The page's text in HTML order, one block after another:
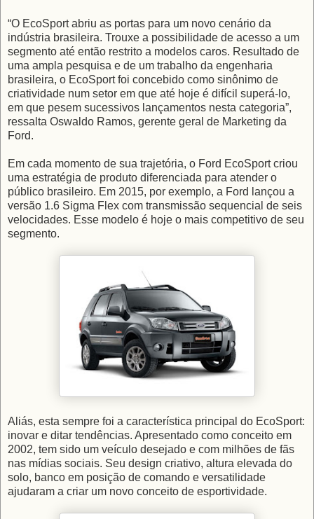
“O EcoSport abriu as portas para um novo cenário da
indústria brasileira. Trouxe a possibilidade de acesso a um
segmento até então restrito a modelos caros. Resultado de
uma ampla pesquisa e de um trabalho da engenharia
brasileira, o EcoSport foi concebido como sinônimo de
criatividade num setor em que até hoje é difícil superá-lo,
em que pesem sucessivos lançamentos nesta categoria”,
ressalta Oswaldo Ramos, gerente geral de Marketing da
Ford.
Em cada momento de sua trajetória, o Ford EcoSport criou
uma estratégia de produto diferenciada para atender o
público brasileiro. Em 2015, por exemplo, a Ford lançou a
versão 1.6 Sigma Flex com transmissão sequencial de seis
velocidades. Esse modelo é hoje o mais competitivo de seu
segmento.
Aliás, esta sempre foi a característica principal do EcoSport:
inovar e ditar tendências. Apresentado como conceito em
2002, tem sido um veículo desejado e com milhões de fãs
nas mídias sociais. Seu design criativo, altura elevada do
solo, banco em posição de comando e versatilidade
ajudaram a criar um novo conceito de esportividade.